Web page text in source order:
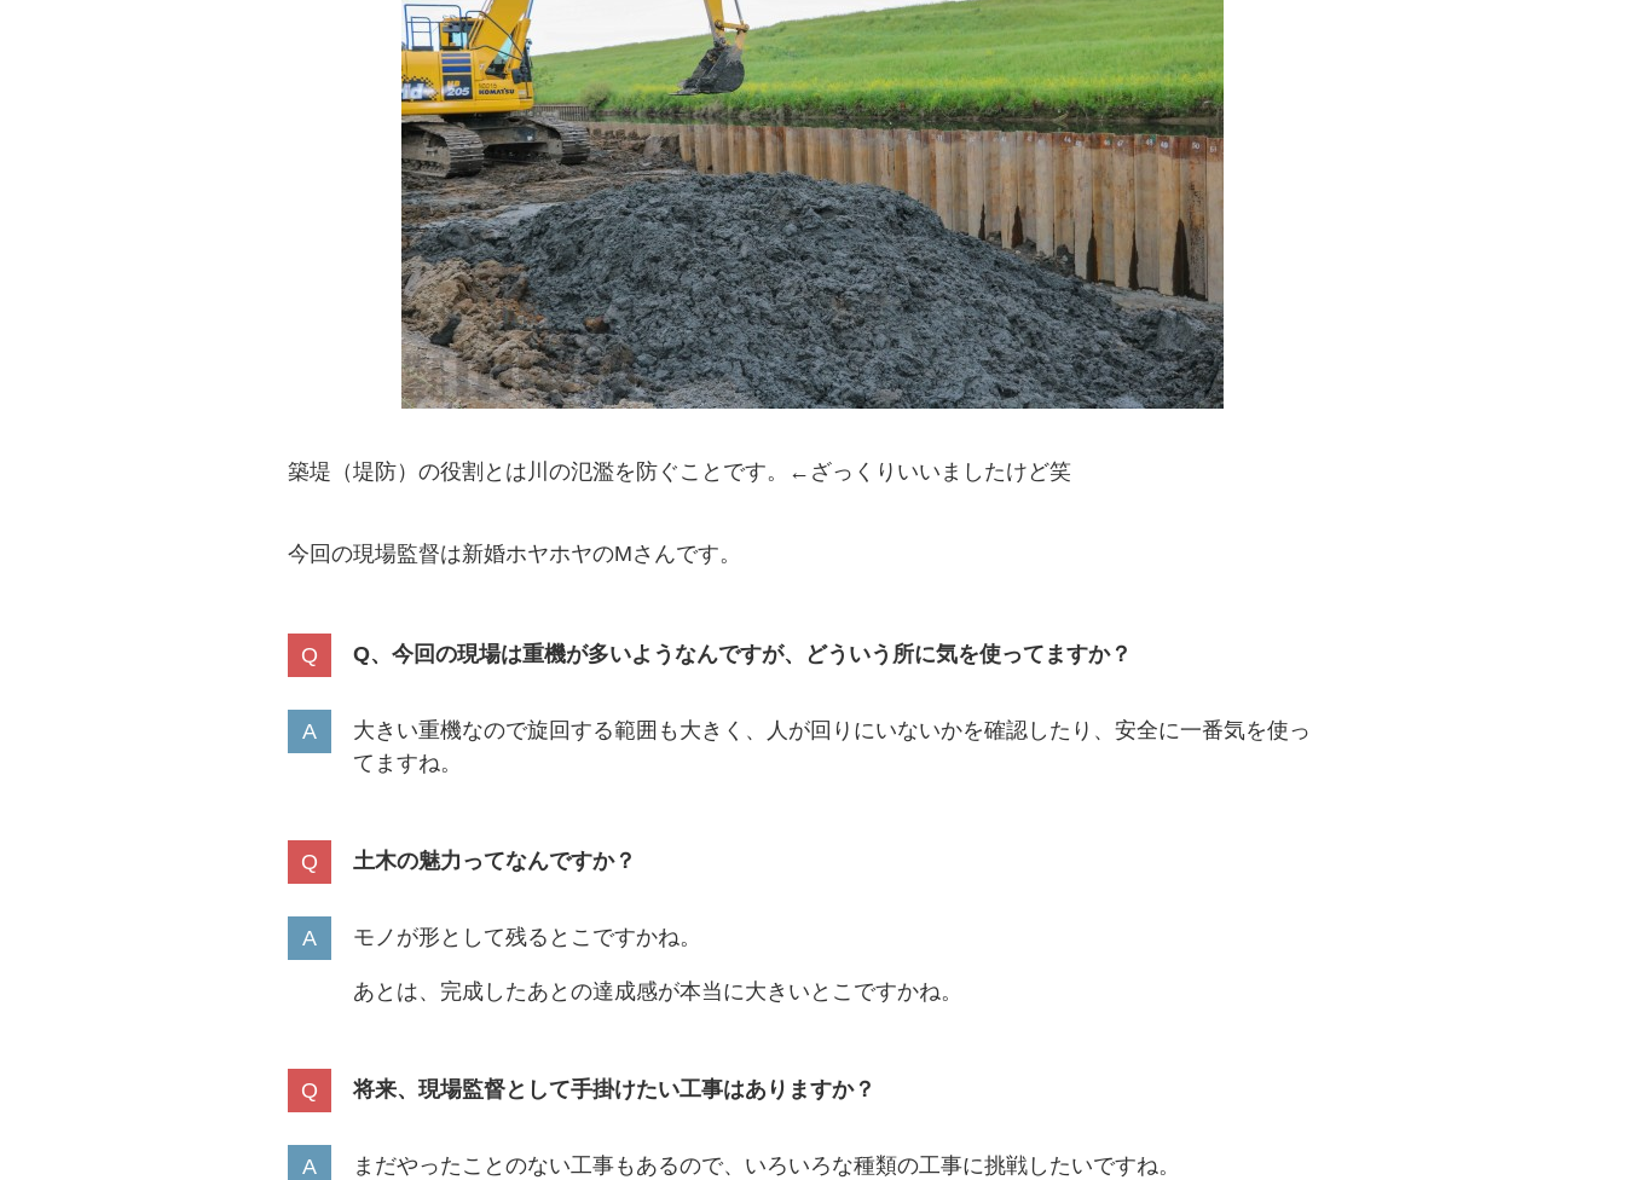
築堤（堤防）の役割とは川の氾濫を防ぐことです。←ざっくりいいましたけど笑
今回の現場監督は新婚ホヤホヤのMさんです。
Q、今回の現場は重機が多いようなんですが、どういう所に気を使ってますか？
大きい重機なので旋回する範囲も大きく、人が回りにいないかを確認したり、安全に一番気を使っ
てますね。
土木の魅力ってなんですか？
モノが形として残るとこですかね。
あとは、完成したあとの達成感が本当に大きいとこですかね。
将来、現場監督として手掛けたい工事はありますか？
まだやったことのない工事もあるので、いろいろな種類の工事に挑戦したいですね。